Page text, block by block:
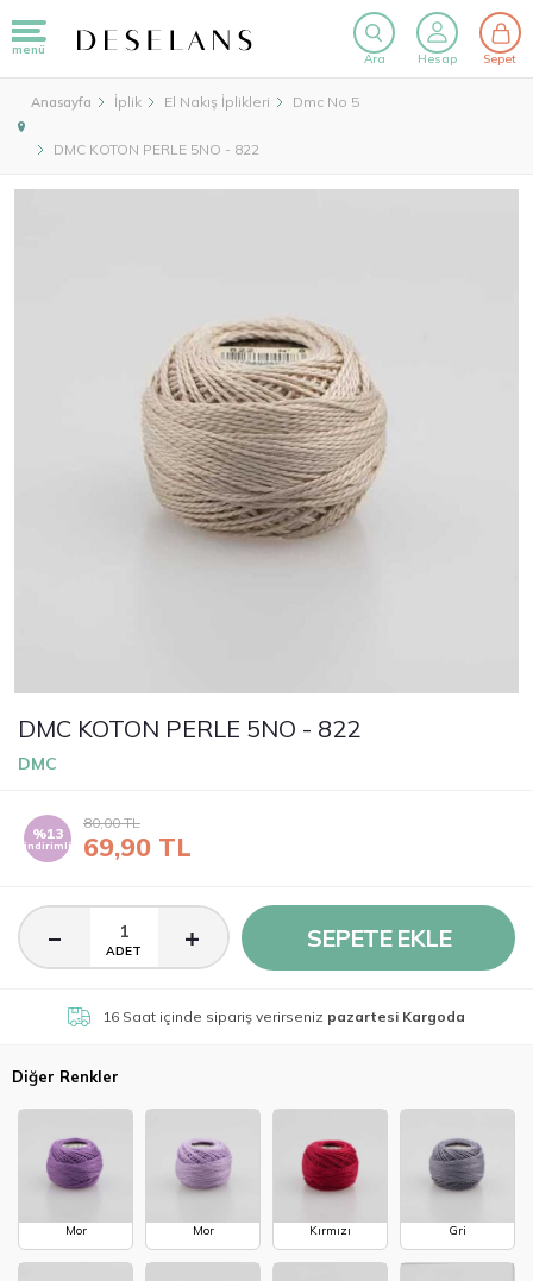
menü
Ara Hesap Sepet
Anasayfa İplik El Nakış İplikleri Dmc No 5
DMC KOTON PERLE 5NO - 822
DMC KOTON PERLE 5NO - 822
DMC
%13
indirimli 69,90 TL
80,00TL
ADET SEPETE EKLE
16 Saat içinde sipariş verirseniz pazartesi Kargoda
Diğer Renkler
Mor Mor Kırmızı Gri